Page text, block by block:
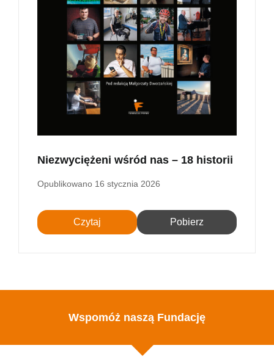
Niezwyciężeni wśród nas – 18 historii
Opublikowano 16 stycznia 2026
Czytaj Pobierz
Wspomóż naszą Fundację